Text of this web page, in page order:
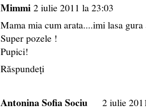
Mimmi 2 iulie 2011 la 23:03
Mama mia cum arata....imi lasa gura
Super pozele !
Pupici!
Răspundeți
Antonina Sofia Sociu
2 iulie